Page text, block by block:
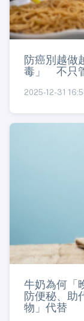
防癌別越做
毒」 不只
2025-12-31
牛奶為何「
防便秘、助
物」代替